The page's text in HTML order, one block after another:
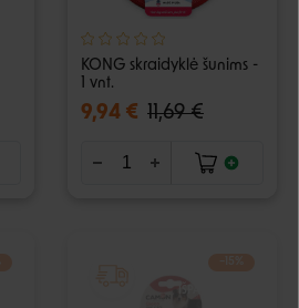
KONG skraidyklė šunims -
1 vnt.
9,94 € 11,69 €